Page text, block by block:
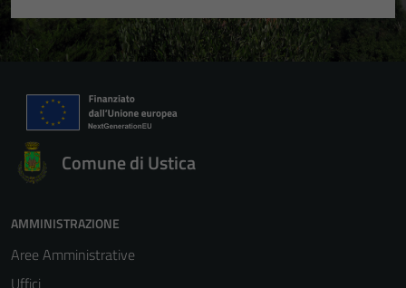
Comune di Ustica
AMMINISTRAZIONE
Aree Amministrative
Uffici